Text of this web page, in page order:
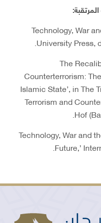
Technology, War
University Press,
‘The
Counterterrorism:
Islamic State’, in The
Terrorism and
Hof
‘Technology, War and
Future,’